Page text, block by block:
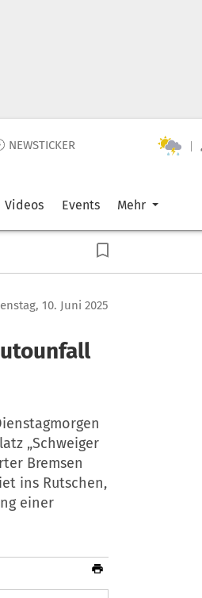
NEWSTICKER |
Videos Events Mehr
10. Juni 2025
„Schweiger
Bremsen
ins Rutschen,
einer